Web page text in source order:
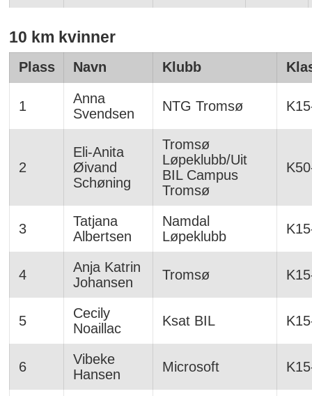
10 km kvinner
Plass Navn Klubb
1
Anna
Svendsen
NTG Tromsø
2
Eli-Anita
Øivand
Schøning
Tromsø
Løpeklubb/Uit
BIL Campus
Tromsø
3
Tatjana
Albertsen
Namdal
Løpeklubb
4
Anja Katrin
Johansen
Tromsø
5
Cecily
Noaillac
Ksat BIL
6
Vibeke
Hansen
Microsoft